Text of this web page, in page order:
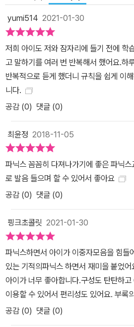
yumi514 2021-01-30
저희 아이도 저와 잠자리에 들기 전에 학
고 말하기를 여러 번 반복해서 했어요.하
반복적으로 듣게 했더니 규칙을 쉽게 이
니다.
공감 (0) 댓글 (0)
최윤정 2018-11-05
파닉스 꼼꼼히 다져나가기에 좋은 파닉
로 발음 들으며 할 수 있어서 좋아요
공감 (0) 댓글 (0)
핑크초콜릿 2021-01-30
파닉스하면서 아이가 이중자모음을 힘들
있는 기적의파닉스 하면서 재미을 붙었
아이가 너무 좋아합니다.구성도 탄탄하
이용할 수 있어서 편리성도 있어요. 부록
공감 (0) 댓글 (0)